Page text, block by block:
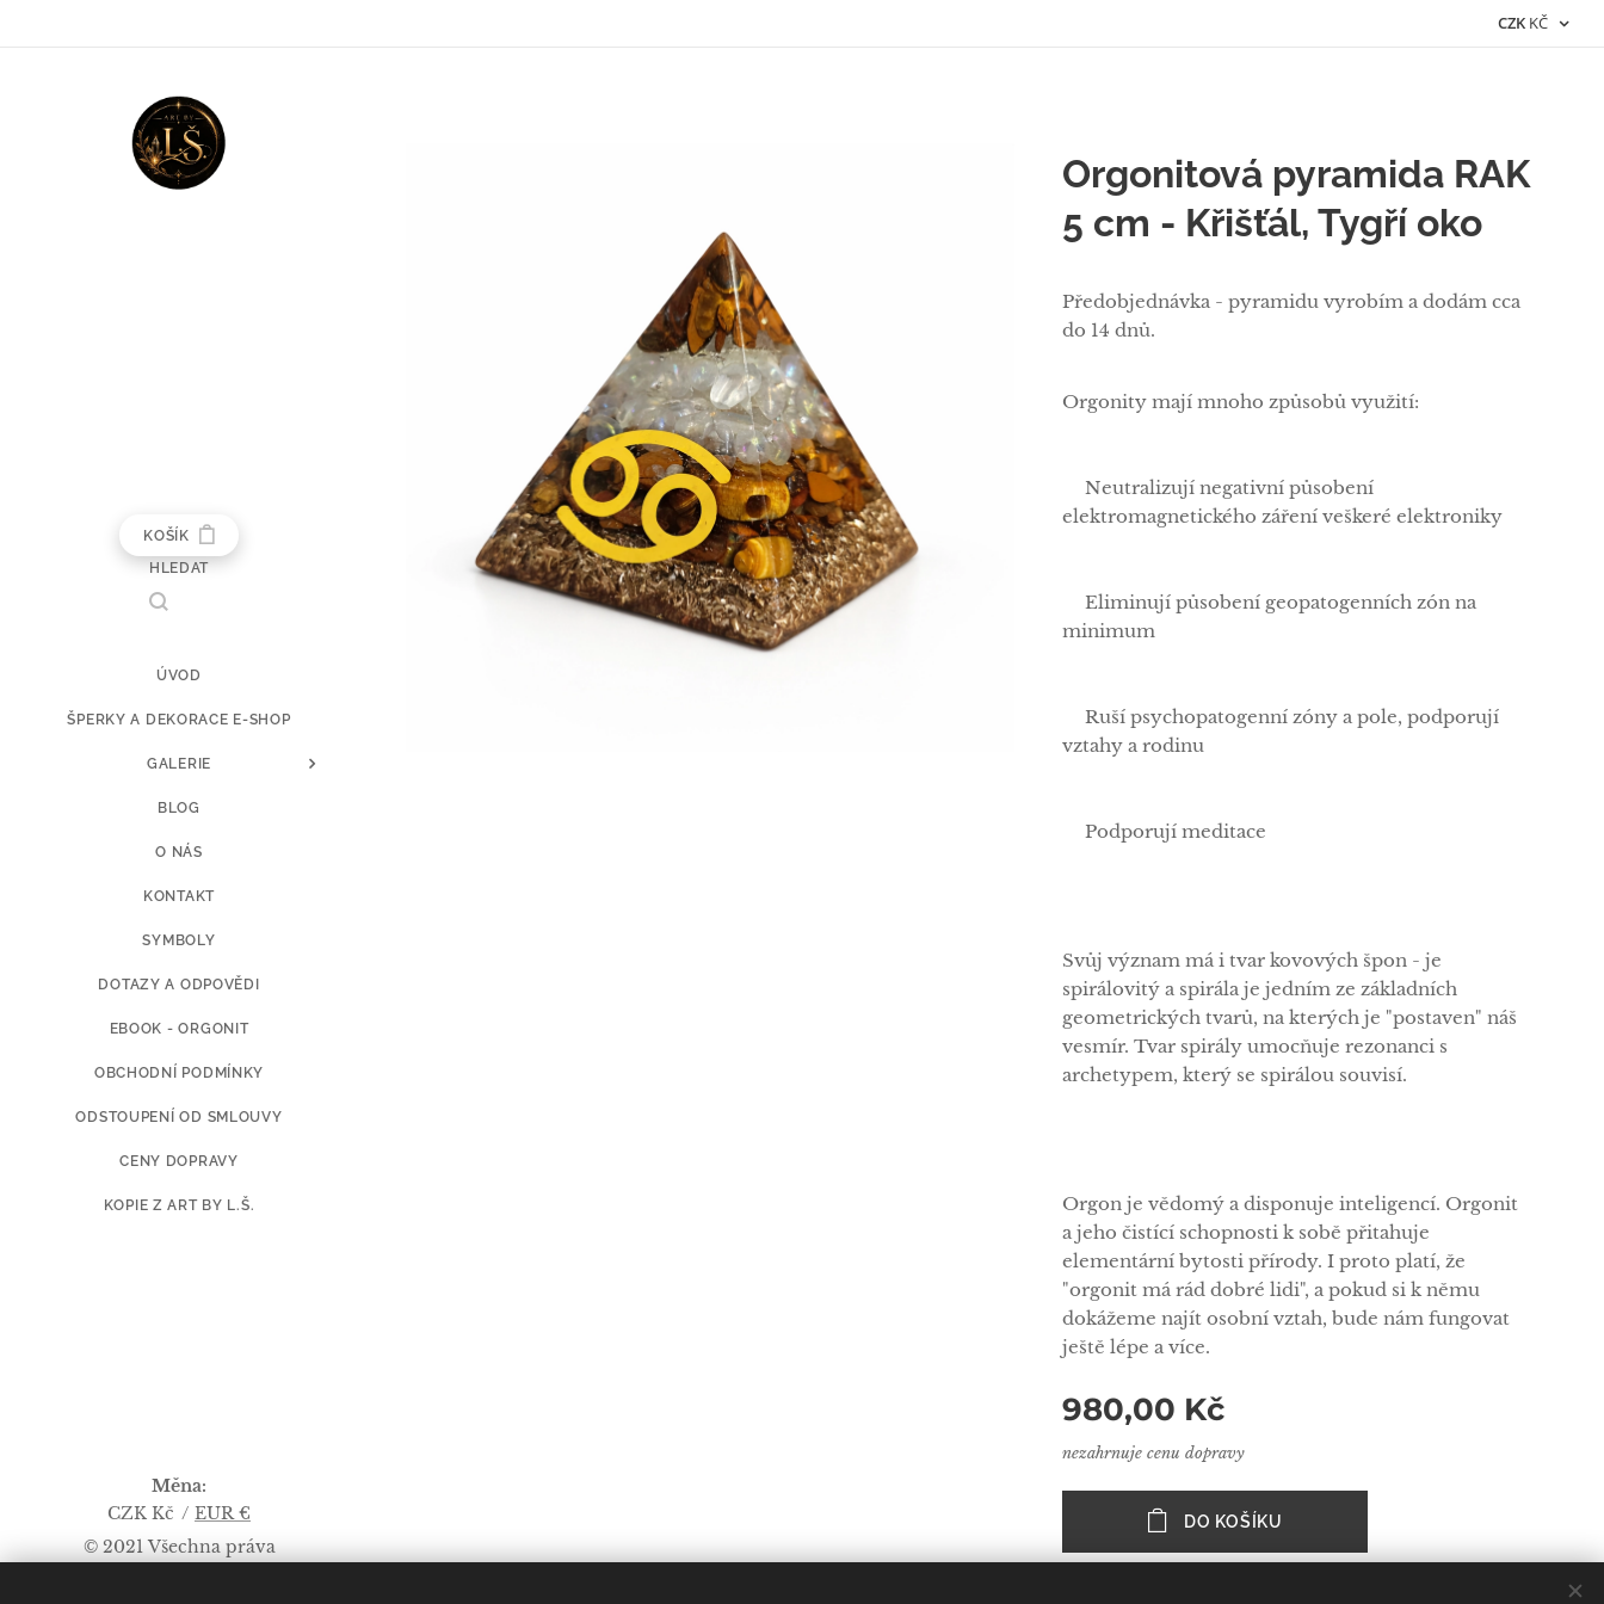
CZK KČ
KOŠÍK
HLEDAT
ÚVOD
ŠPERKY A DEKORACE E-SHOP
GALERIE
BLOG
O NÁS
KONTAKT
SYMBOLY
DOTAZY A ODPOVĚDI
EBOOK - ORGONIT
OBCHODNÍ PODMÍNKY
ODSTOUPENÍ OD SMLOUVY
CENY DOPRAVY
KOPIE Z ART BY L.Š.
Orgonitová pyramida RAK
5 cm - Křišťál, Tygří oko
Předobjednávka - pyramidu vyrobím a dodám cca
do 14 dnů.
Orgonity mají mnoho způsobů využití:
✅Neutralizují negativní působení
elektromagnetického záření veškeré elektroniky
✅Eliminují působení geopatogenních zón na
minimum
✅Ruší psychopatogenní zóny a pole, podporují
vztahy a rodinu
✅Podporují meditace
Svůj význam má i tvar kovových špon - je
spirálovitý a spirála je jedním ze základních
geometrických tvarů, na kterých je "postaven" náš
vesmír. Tvar spirály umocňuje rezonanci s
archetypem, který se spirálou souvisí.
Orgon je vědomý a disponuje inteligencí. Orgonit
a jeho čistící schopnosti k sobě přitahuje
elementární bytosti přírody. I proto platí, že
"orgonit má rád dobré lidi", a pokud si k němu
dokážeme najít osobní vztah, bude nám fungovat
ještě lépe a více.
980,00 Kč
nezahrnuje cenu dopravy
DO KOŠÍKU
© 2021 Všechna práva
Měna
CZK Kč
EUR €